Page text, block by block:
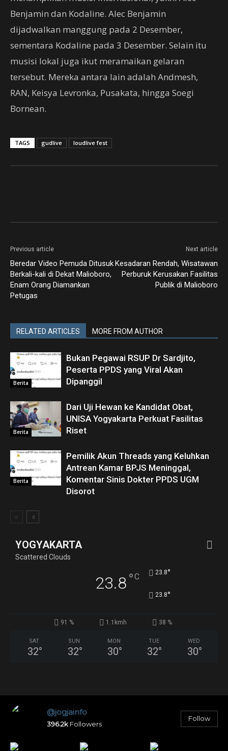
Benjamin dan Kodaline. Alec Benjamin
dijadwalkan manggung pada 2 Desember,
sementara Kodaline pada 3 Desember. Selain itu
musisi lokal juga ikut meramaikan gelaran
tersebut. Mereka antara lain adalah Andmesh,
RAN, Keisya Levronka, Pusakata, hingga Soegi
Bornean.
TAGS gudlive loudlive fest
Previous article
Beredar Video Pemuda Ditusuk
Berkali-kali di Dekat Malioboro,
Enam Orang Diamankan
Petugas
Next article
Kesadaran Rendah, Wisatawan
Perburuk Kerusakan Fasilitas
Publik di Malioboro
RELATED ARTICLES MORE FROM AUTHOR
Berita
Bukan Pegawai RSUP Dr Sardjito,
Peserta PPDS yang Viral Akan
Dipanggil
Berita
Dari Uji Hewan ke Kandidat Obat,
UNISA Yogyakarta Perkuat Fasilitas
Riset
Berita
Pemilik Akun Threads yang Keluhkan
Antrean Kamar BPJS Meninggal,
Komentar Sinis Dokter PPDS UGM
Disorot
YOGYAKARTA
Scattered Clouds
23.8°C 23.8°
23.8°
91 % 1.1kmh 38 %
SAT
32°
SUN
32°
MON
30°
TUE
32°
WED
30°
@jogjainfo
396.2k Followers
Follow